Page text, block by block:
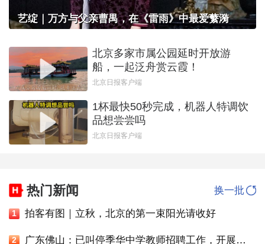
艺绽｜万方与父亲曹禺，在《雷雨》中最爱蘩漪
北京多家市属公园延时开放游
船，一起泛舟赏云霞！
北京日报客户端
1杯最快50秒完成，机器人特调饮
品想尝尝吗
北京日报客户端
热门新闻 换一批
1 拍客有图｜立秋，北京的第一束阳光请收好
2 广东佛山：已叫停季华中学教师招聘工作，开展全面核查